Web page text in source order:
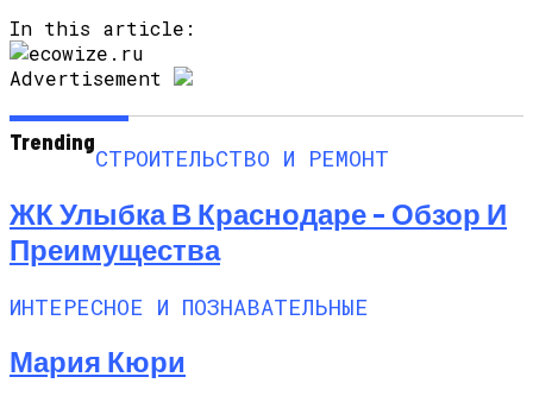
In this article:
Advertisement
Trending
СТРОИТЕЛЬСТВО И РЕМОНТ
ЖК Улыбка В Краснодаре – Обзор И
Преимущества
ИНТЕРЕСНОЕ И ПОЗНАВАТЕЛЬНЫЕ
Мария Кюри